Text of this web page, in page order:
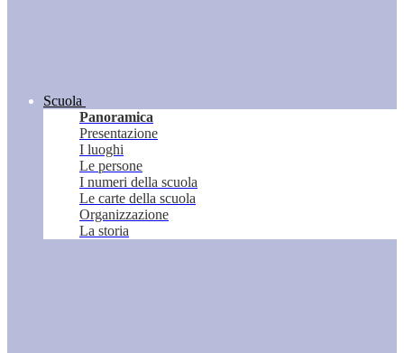
Scuola
Panoramica
Presentazione
I luoghi
Le persone
I numeri della scuola
Le carte della scuola
Organizzazione
La storia